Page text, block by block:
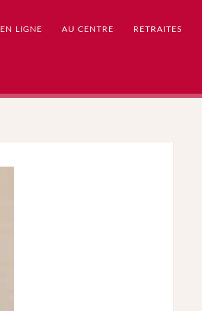
EN LIGNE AU CENTRE RETRAITES